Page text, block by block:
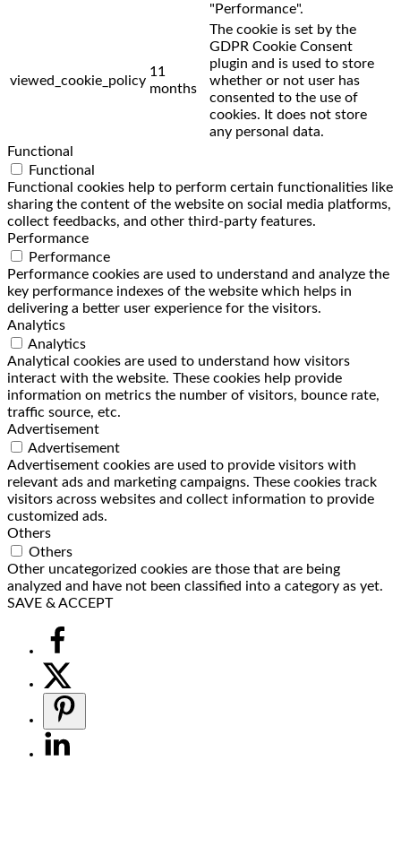
"Performance".
viewed_cookie_policy
11
months
The cookie is set by the
GDPR Cookie Consent
plugin and is used to store
whether or not user has
consented to the use of
cookies. It does not store
any personal data.
Functional
Functional
Functional cookies help to perform certain functionalities like
sharing the content of the website on social media platforms,
collect feedbacks, and other third-party features.
Performance
Performance
Performance cookies are used to understand and analyze the
key performance indexes of the website which helps in
delivering a better user experience for the visitors.
Analytics
Analytics
Analytical cookies are used to understand how visitors
interact with the website. These cookies help provide
information on metrics the number of visitors, bounce rate,
traffic source, etc.
Advertisement
Advertisement
Advertisement cookies are used to provide visitors with
relevant ads and marketing campaigns. These cookies track
visitors across websites and collect information to provide
customized ads.
Others
Others
Other uncategorized cookies are those that are being
analyzed and have not been classified into a category as yet.
SAVE & ACCEPT